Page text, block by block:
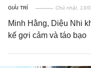
GIẢI TRÍ Chủ nhật, 13/
Minh Hằng, Diệu Nhi
kế gợi cảm và táo bạo